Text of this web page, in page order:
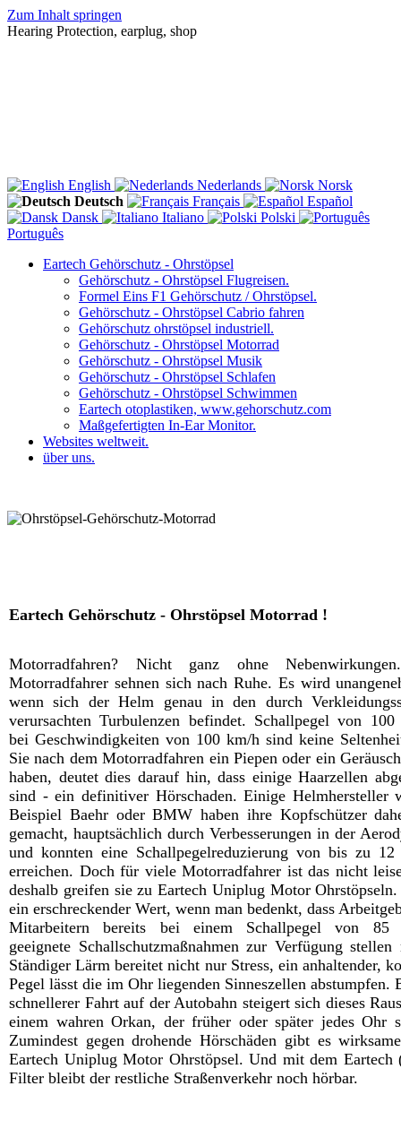
Zum Inhalt springen
Hearing Protection, earplug, shop
English Nederlands
Norsk
Deutsch
Français
Español
Dansk
Italiano
Polski
Português
Eartech Gehörschutz - Ohrstöpsel
Gehörschutz - Ohrstöpsel Flugreisen.
Formel Eins F1 Gehörschutz / Ohrstöpsel.
Gehörschutz - Ohrstöpsel Cabrio fahren
Gehörschutz ohrstöpsel industriell.
Gehörschutz - Ohrstöpsel Motorrad
Gehörschutz - Ohrstöpsel Musik
Gehörschutz - Ohrstöpsel Schlafen
Gehörschutz - Ohrstöpsel Schwimmen
Eartech otoplastiken, www.gehorschutz.com
Maßgefertigten In-Ear Monitor.
Websites weltweit.
über uns.
Eartech Gehörschutz - Ohrstöpsel Motorrad !
Motorradfahren? Nicht ganz ohne
Motorradfahrer sehnen sich nach Ruhe. Es wird
wenn sich der Helm genau in den durch
verursachten Turbulenzen befindet. Schallpegel von 100
bei Geschwindigkeiten von 100 km/h sind keine
Sie nach dem Motorradfahren ein Piepen oder ein
haben, deutet dies darauf hin, dass einige Haarzellen
sind - ein definitiver Hörschaden. Einige Helmhersteller
Beispiel Baehr oder BMW haben ihre Kopfschützer
gemacht, hauptsächlich durch Verbesserungen in der
und konnten eine Schallpegelreduzierung von bis zu 12
erreichen. Doch für viele Motorradfahrer ist das nicht
deshalb greifen sie zu Eartech Uniplug Motor
ein erschreckender Wert, wenn man bedenkt, dass
Mitarbeitern bereits bei einem Schallpegel von 85
geeignete Schallschutzmaßnahmen zur Verfügung stellen
Ständiger Lärm bereitet nicht nur Stress, ein anhaltender,
Pegel lässt die im Ohr liegenden Sinneszellen abstumpfen.
schnellerer Fahrt auf der Autobahn steigert sich dieses
einem wahren Orkan, der früher oder später jedes Ohr
Zumindest gegen drohende Hörschäden gibt es
Eartech Uniplug Motor Ohrstöpsel. Und mit dem Eartech
Filter bleibt der restliche Straßenverkehr noch hörbar.